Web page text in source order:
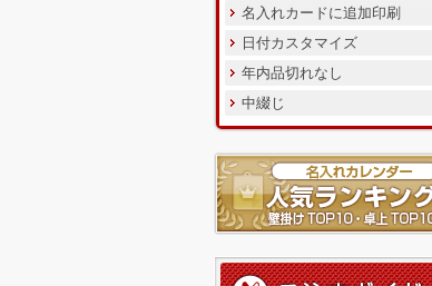
名入れカードに追加印刷
日付カスタマイズ
年内品切れなし
中綴じ